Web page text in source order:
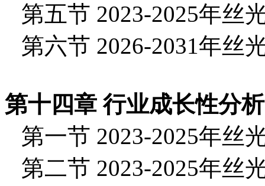
第五节 2023-2025年丝
第六节 2026-2031年丝
第十四章 行业成长性分析
第一节 2023-2025年丝
第二节 2023-2025年丝